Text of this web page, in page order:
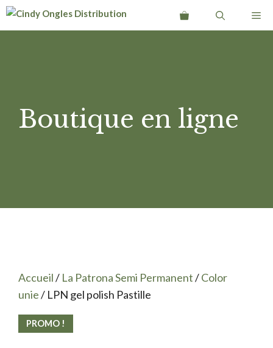
Aller
Boutique en ligne
Accueil/ La Patrona Semi Permanent/Color
unie/ LPN gel polish Pastille
PROMO !